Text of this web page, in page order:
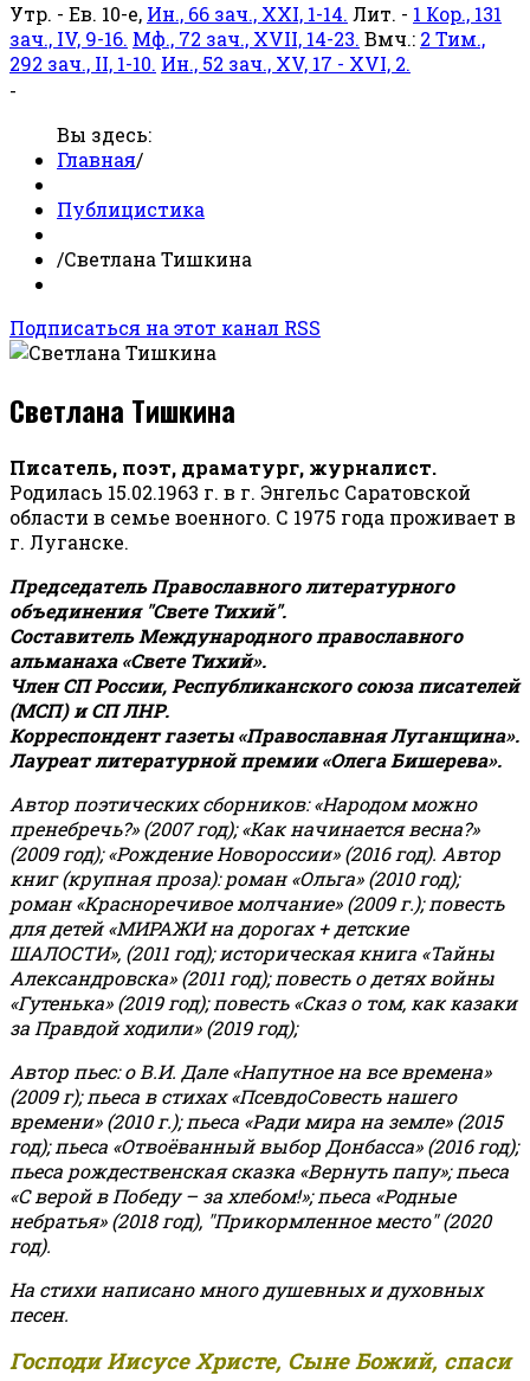
Утр. - Ев. 10-е, Ин., 66 зач., XXI, 1-14. Лит. - 1 Кор., 131
зач., IV, 9-16. Мф., 72 зач., XVII, 14-23. Вмч.: 2 Тим.,
292 зач., II, 1-10. Ин., 52 зач., XV, 17 - XVI, 2.
-
Вы здесь:
Главная/
Публицистика
/Светлана Тишкина
Подписаться на этот канал RSS
Светлана Тишкина
Писатель, поэт, драматург, журналист.
Родилась 15.02.1963 г. в г. Энгельс Саратовской
области в семье военного. С 1975 года проживает в
г. Луганске.
Председатель Православного литературного
объединения "Свете Тихий".
Составитель Международного православного
альманаха «Свете Тихий».
Член СП России, Республиканского союза писателей
(МСП) и СП ЛНР.
Корреспондент газеты «Православная Луганщина».
Лауреат литературной премии «Олега Бишерева».
Автор поэтических сборников: «Народом можно
пренебречь?» (2007 год); «Как начинается весна?»
(2009 год); «Рождение Новороссии» (2016 год). Автор
книг (крупная проза): роман «Ольга» (2010 год);
роман «Красноречивое молчание» (2009 г.); повесть
для детей «МИРАЖИ на дорогах + детские
ШАЛОСТИ», (2011 год); историческая книга «Тайны
Александровска» (2011 год); повесть о детях войны
«Гутенька» (2019 год); повесть «Сказ о том, как казаки
за Правдой ходили» (2019 год);
Автор пьес: о В.И. Дале «Напутное на все времена»
(2009 г); пьеса в стихах «ПсевдоСовесть нашего
времени» (2010 г.); пьеса «Ради мира на земле» (2015
год); пьеса «Отвоёванный выбор Донбасса» (2016 год);
пьеса рождественская сказка «Вернуть папу»; пьеса
«С верой в Победу – за хлебом!»;пьеса «Родные
небратья» (2018 год), "Прикормленное место" (2020
год).
На стихи написано много душевных и духовных
песен.
Господи Иисусе Христе, Сыне Божий, спаси